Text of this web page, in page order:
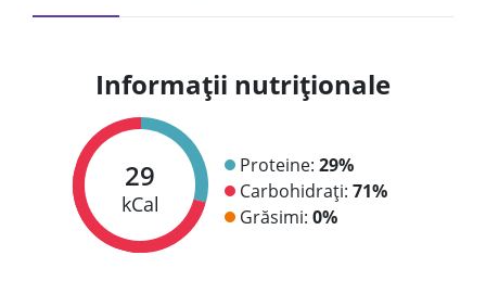
Informații nutriționale
29
kCal
Proteine: 29%
Carbohidrați: 71%
Grăsimi: 0%